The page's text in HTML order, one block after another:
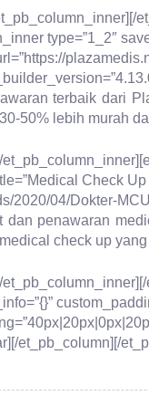
type=”1_2″
terbaik dari
50% lebih murah
Check
2020/04/Dokter-
dan penawaran
check up
et_pb_column][/